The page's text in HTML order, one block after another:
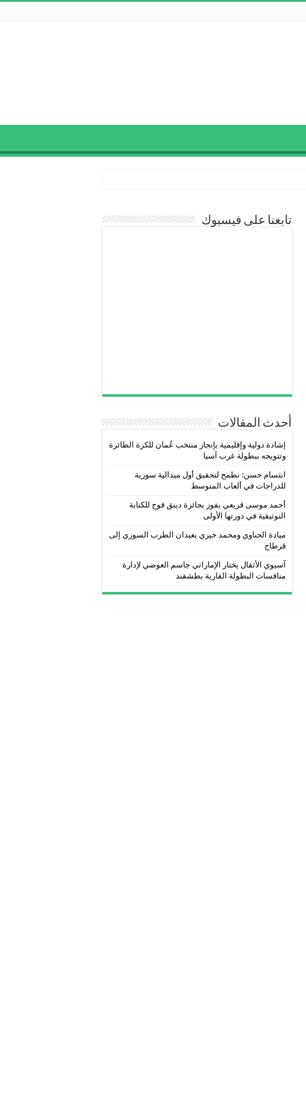
تابعنا على فيسبوك
أحدث المقالات
إشادة دولية وإقليمية بإنجاز منتخب عُمان للكرة الطائرة
وتتويجه ببطولة غرب آسيا
ابتسام حسن: نطمح لتحقيق أول ميدالية سورية
للدراجات في ألعاب المتوسط
أحمد موسى قريعي يفوز بجائزة دينق قوج للكتابة
التوثيقية في دورتها الأولى
ميادة الحناوي ومحمد خيري يعيدان الطرب السوري إلى
قرطاج
آسيوي الأثقال يختار الإماراتي جاسم العوضي لإدارة
منافسات البطولة القارية بطشقند